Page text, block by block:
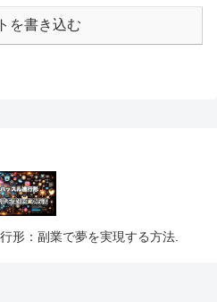
を書き込む
形：副業で夢を実現する方法.